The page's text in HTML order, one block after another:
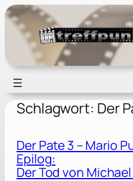
Zum
Inhalt
springen
Schlagwort: Der
Der Pate 3 – Mario
Epilog:
Der Tod von